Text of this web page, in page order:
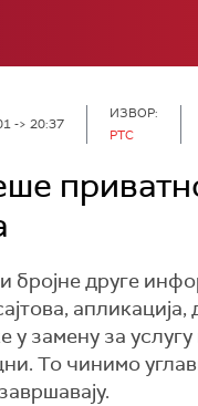
-> 20:37
ИЗВОР:
РТС
бројне друге
у замену за
То чинимо